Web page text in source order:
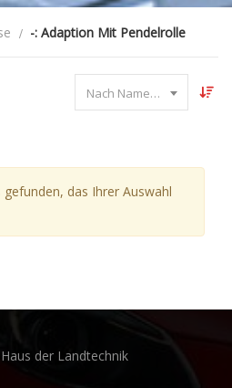
-: Adaption Mit Pendelrolle
Nach Name sortieren
gefunden, das Ihrer Auswahl
der Landtechnik